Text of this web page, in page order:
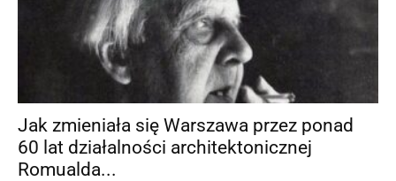
Jak zmieniała się Warszawa przez ponad
60 lat działalności architektonicznej
Romualda...